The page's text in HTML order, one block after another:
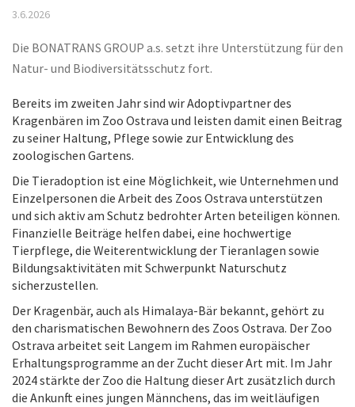
3.6.2026
Die BONATRANS GROUP a.s. setzt ihre Unterstützung für den
Natur- und Biodiversitätsschutz fort.
Bereits im zweiten Jahr sind wir Adoptivpartner des
Kragenbären im Zoo Ostrava und leisten damit einen Beitrag
zu seiner Haltung, Pflege sowie zur Entwicklung des
zoologischen Gartens.
Die Tieradoption ist eine Möglichkeit, wie Unternehmen und
Einzelpersonen die Arbeit des Zoos Ostrava unterstützen
und sich aktiv am Schutz bedrohter Arten beteiligen können.
Finanzielle Beiträge helfen dabei, eine hochwertige
Tierpflege, die Weiterentwicklung der Tieranlagen sowie
Bildungsaktivitäten mit Schwerpunkt Naturschutz
sicherzustellen.
Der Kragenbär, auch als Himalaya-Bär bekannt, gehört zu
den charismatischen Bewohnern des Zoos Ostrava. Der Zoo
Ostrava arbeitet seit Langem im Rahmen europäischer
Erhaltungsprogramme an der Zucht dieser Art mit. Im Jahr
2024 stärkte der Zoo die Haltung dieser Art zusätzlich durch
die Ankunft eines jungen Männchens, das im weitläufigen